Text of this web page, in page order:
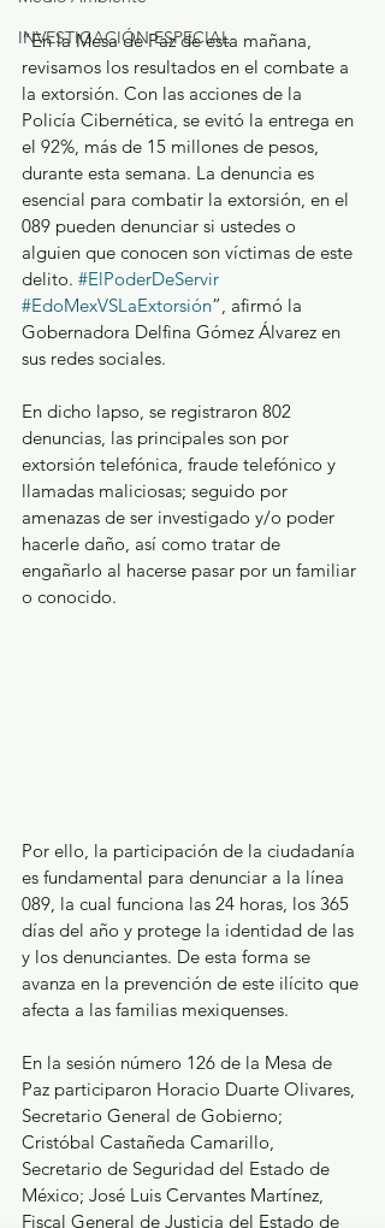
INVESTIGACIÓN ESPECIAL
“En la Mesa de Paz de esta mañana,
revisamos los resultados en el combate a
la extorsión. Con las acciones de la
Policía Cibernética, se evitó la entrega en
el 92%, más de 15 millones de pesos,
durante esta semana. La denuncia es
esencial para combatir la extorsión, en el
089 pueden denunciar si ustedes o
alguien que conocen son víctimas de este
delito. #ElPoderDeServir
#EdoMexVSLaExtorsión”, afirmó la
Gobernadora Delfina Gómez Álvarez en
sus redes sociales.
En dicho lapso, se registraron 802
denuncias, las principales son por
extorsión telefónica, fraude telefónico y
llamadas maliciosas; seguido por
amenazas de ser investigado y/o poder
hacerle daño, así como tratar de
engañarlo al hacerse pasar por un familiar
o conocido.
Por ello, la participación de la ciudadanía
es fundamental para denunciar a la línea
089, la cual funciona las 24 horas, los 365
días del año y protege la identidad de las
y los denunciantes. De esta forma se
avanza en la prevención de este ilícito que
afecta a las familias mexiquenses.
En la sesión número 126 de la Mesa de
Paz participaron Horacio Duarte Olivares,
Secretario General de Gobierno;
Cristóbal Castañeda Camarillo,
Secretario de Seguridad del Estado de
México; José Luis Cervantes Martínez,
Fiscal General de Justicia del Estado de